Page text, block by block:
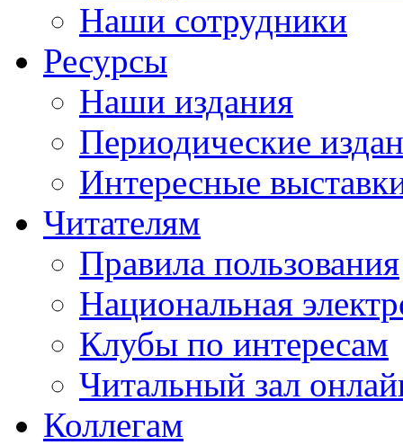
Наши сотрудники
Ресурсы
Наши издания
Периодические
Интересные
Читателям
Правила пользования
Национальная
Клубы по интересам
Читальный зал
Коллегам